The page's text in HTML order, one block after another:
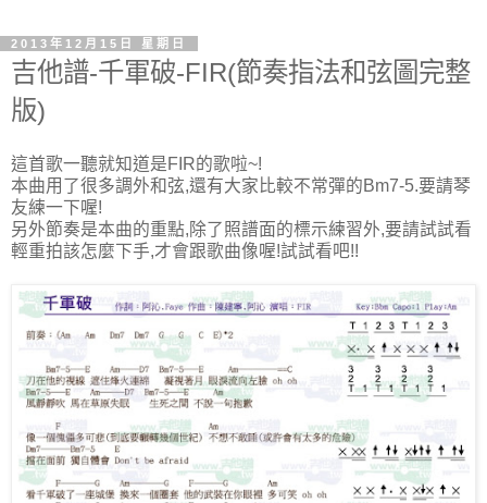
2013年12月15日 星期日
吉他譜-千軍破-FIR(節奏指法和弦圖完整
版)
這首歌一聽就知道是FIR的歌啦~!
本曲用了很多調外和弦,還有大家比較不常彈的Bm7-5.要請琴
友練一下喔!
另外節奏是本曲的重點,除了照譜面的標示練習外,要請試試看
輕重拍該怎麼下手,才會跟歌曲像喔!試試看吧!!